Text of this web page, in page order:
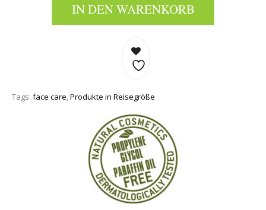
IN DEN WARENKORB
Tags: face care,Produkte in Reisegröße